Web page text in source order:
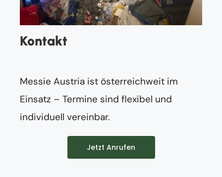
Kontakt
Messie Austria ist österreichweit im
Einsatz – Termine sind flexibel und
individuell vereinbar.
Jetzt Anrufen